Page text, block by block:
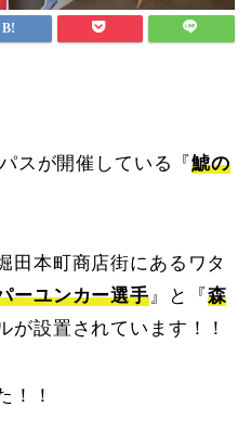
スが開催している『鯱の
田本町商店街にあるワタ
ーユンカー選手』と『森
が設置されています！！
！！